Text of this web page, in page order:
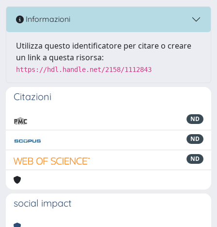
Informazioni
Utilizza questo identificatore per citare o creare
un link a questa risorsa:
https://hdl.handle.net/2158/1112843
Citazioni
ND
ND
ND
social impact